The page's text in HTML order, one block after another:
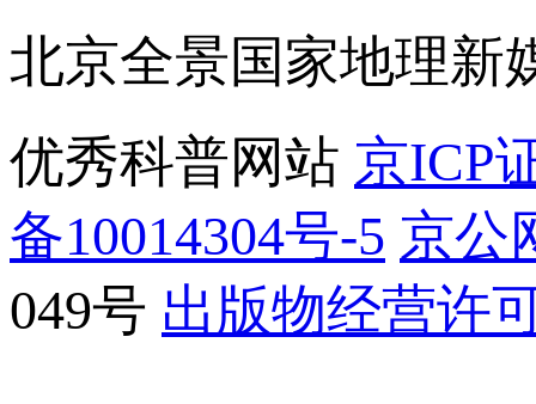
北京全景国家地理新
优秀科普网站 京ICP
备10014304号-5 京公
049号 出版物经营许